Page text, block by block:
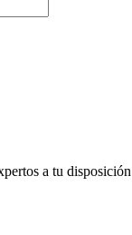
a tu disposición